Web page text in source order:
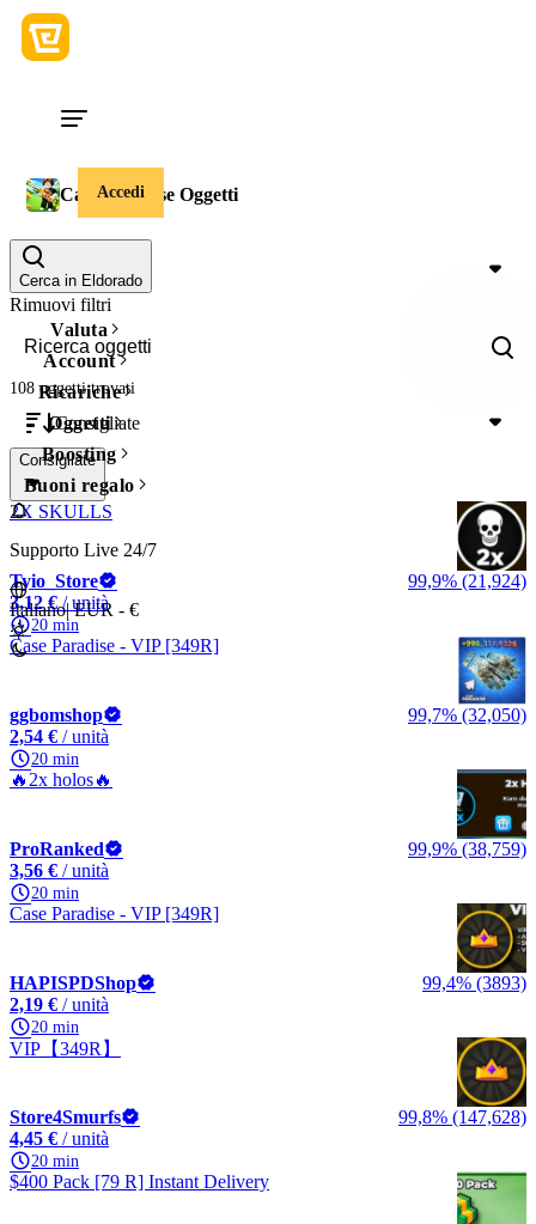
Accedi
Cerca in Eldorado
Valuta
Account
Ricariche
Oggetti
Boosting
Buoni regalo
Supporto Live 24/7
Italiano|EUR - €
Case Paradise Oggetti
Prezzo
Rimuovi filtri
108 oggettitrovati
Consigliate
Consigliate
2X SKULLS
Tyio_Store
99,9% (21,924)
3,12 €/ unità
20 min
Case Paradise - VIP [349R]
ggbomshop
99,7% (32,050)
2,54 € / unità
20 min
🔥2x holos🔥
ProRanked
99,9% (38,759)
3,56 € / unità
20 min
Case Paradise - VIP [349R]
HAPISPDShop
99,4% (3893)
2,19 € / unità
20 min
VIP【349R】
Store4Smurfs
99,8% (147,628)
4,45 € / unità
20 min
$400 Pack [79 R] Instant Delivery